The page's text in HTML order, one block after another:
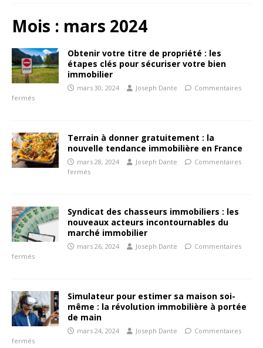
Mois : mars 2024
Obtenir votre titre de propriété : les
étapes clés pour sécuriser votre bien
immobilier
mars 30, 2024 Joseph Dante
Commentaires
fermés
Terrain à donner gratuitement : la
nouvelle tendance immobilière en France
mars 28, 2024 Joseph Dante
Commentaires
fermés
Syndicat des chasseurs immobiliers : les
nouveaux acteurs incontournables du
marché immobilier
mars 26, 2024 Joseph Dante
Commentaires
fermés
Simulateur pour estimer sa maison soi-
même : la révolution immobilière à portée
de main
mars 24, 2024 Joseph Dante
Commentaires
fermés